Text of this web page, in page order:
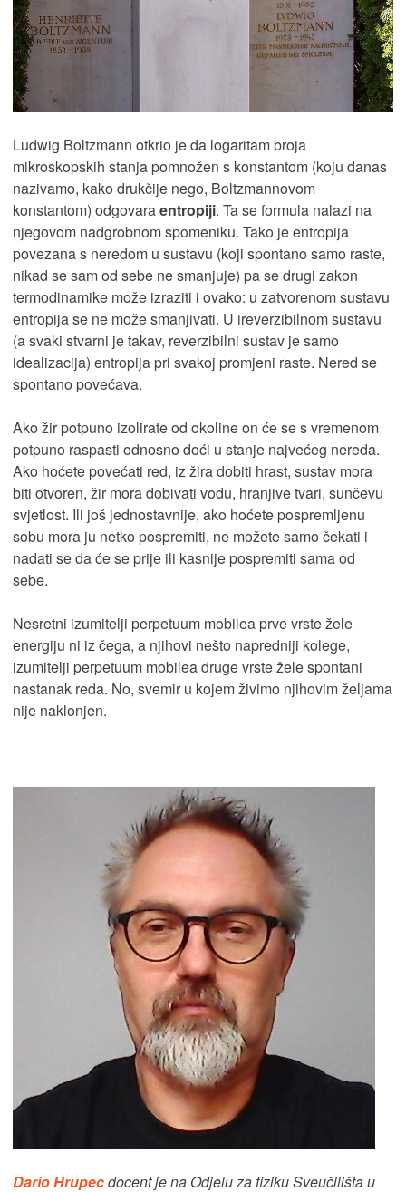
Ludwig Boltzmann otkrio je da logaritam broja
mikroskopskih stanja pomnožen s konstantom (koju danas
nazivamo, kako drukčije nego, Boltzmannovom
konstantom) odgovaraentropiji. Ta se formula nalazi na
njegovom nadgrobnom spomeniku. Tako je entropija
povezana s neredom u sustavu (koji spontano samo raste,
nikad se sam od sebe ne smanjuje) pa se drugi zakon
termodinamike može izraziti i ovako: u zatvorenom sustavu
entropija se ne može smanjivati. U ireverzibilnom sustavu
(a svaki stvarni je takav, reverzibilni sustav je samo
idealizacija) entropija pri svakoj promjeni raste. Nered se
spontano povećava.
Ako žir potpuno izolirate od okoline on će se s vremenom
potpuno raspasti odnosno doći u stanje najvećeg nereda.
Ako hoćete povećati red, iz žira dobiti hrast, sustav mora
biti otvoren, žir mora dobivati vodu, hranjive tvari, sunčevu
svjetlost. Ili još jednostavnije, ako hoćete pospremljenu
sobu mora ju netko pospremiti, ne možete samo čekati i
nadati se da će se prije ili kasnije pospremiti sama od
sebe.
Nesretni izumitelji perpetuum mobilea prve vrste žele
energiju ni iz čega, a njihovi nešto napredniji kolege,
izumitelji perpetuum mobilea druge vrste žele spontani
nastanak reda. No, svemir u kojem živimo njihovim željama
nije naklonjen.
Dario Hrupecdocent je na Odjelu za fiziku Sveučilišta u